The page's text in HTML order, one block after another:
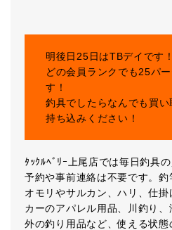
明後日25日はTBデイです！
どの会員ランクでも25パ
す！
釣具でしたらなんでも買
持ち込みください！
ﾀｯｸﾙﾍﾞﾘｰ上尾店では毎日釣具
予約や事前連絡は不要です。釣
オモリやサルカン、ハリ、仕
カーのアパレル用品、川釣り
外の釣り用品など、使える状